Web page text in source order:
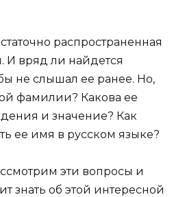
распространенная
И вряд ли найдется
не слышал ее ранее. Но,
фамилии? Какова ее
и значение? Как
ее имя в русском языке?
эти вопросы и
знать об этой интересной